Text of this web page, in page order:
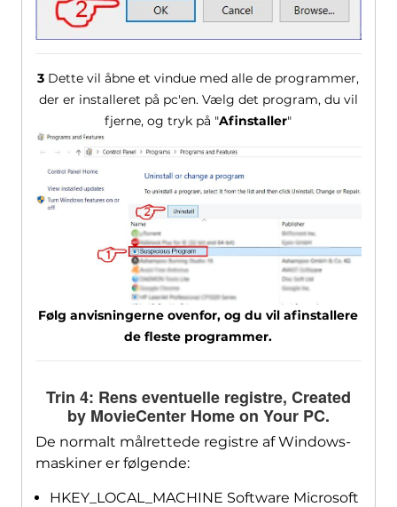
3 Dette vil åbne et vindue med alle de programmer,
der er installeret på pc'en. Vælg det program, du vil
fjerne, og tryk på "Afinstaller"
Følg anvisningerne ovenfor, og du vil afinstallere
de fleste programmer.
Trin 4: Rens eventuelle registre, Created
by MovieCenter Home on Your PC.
De normalt målrettede registre af Windows-
maskiner er følgende:
HKEY_LOCAL_MACHINE Software Microsoft